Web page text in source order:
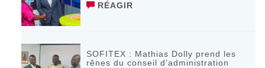
RÉAGIR
SOFITEX : Mathias Dolly prend les
rênes du conseil d’administration